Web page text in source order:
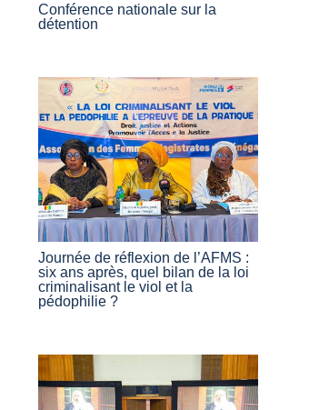
Conférence nationale sur la
détention
Journée de réflexion de l’AFMS :
six ans après, quel bilan de la loi
criminalisant le viol et la
pédophilie ?